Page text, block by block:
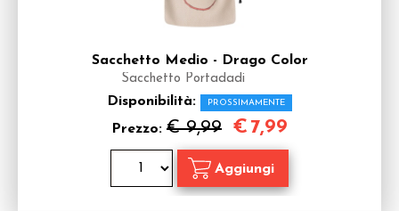
Sacchetto Medio - Drago Color
Sacchetto Portadadi
Disponibilità: PROSSIMAMENTE
Prezzo: € 9,99 € 7,99